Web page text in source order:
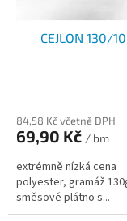
CEJLON 130/
84,58 Kč včetně DPH
69,90 Kč / bm
extrémně nízká
polyester, gramáž
směsové plátno s...